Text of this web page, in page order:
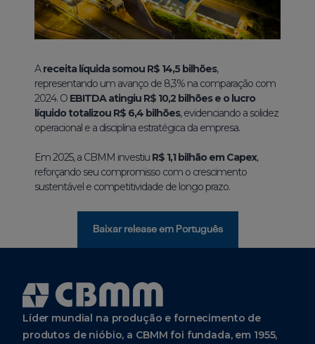
Areceita líquida somou R$ 14,5 bilhões,
representando um avanço de 8,3% na comparação com
2024. O EBITDA atingiu R$ 10,2 bilhões e o lucro
líquido totalizou R$ 6,4 bilhões, evidenciando a solidez
operacional e a disciplina estratégica da empresa.
Em 2025, a CBMM investiu R$ 1,1 bilhão em Capex,
reforçando seu compromisso com o crescimento
sustentável e competitividade de longo prazo.
Baixar release em Português
Líder mundial na produção e fornecimento de
produtos de nióbio, a CBMM foi fundada, em 1955,